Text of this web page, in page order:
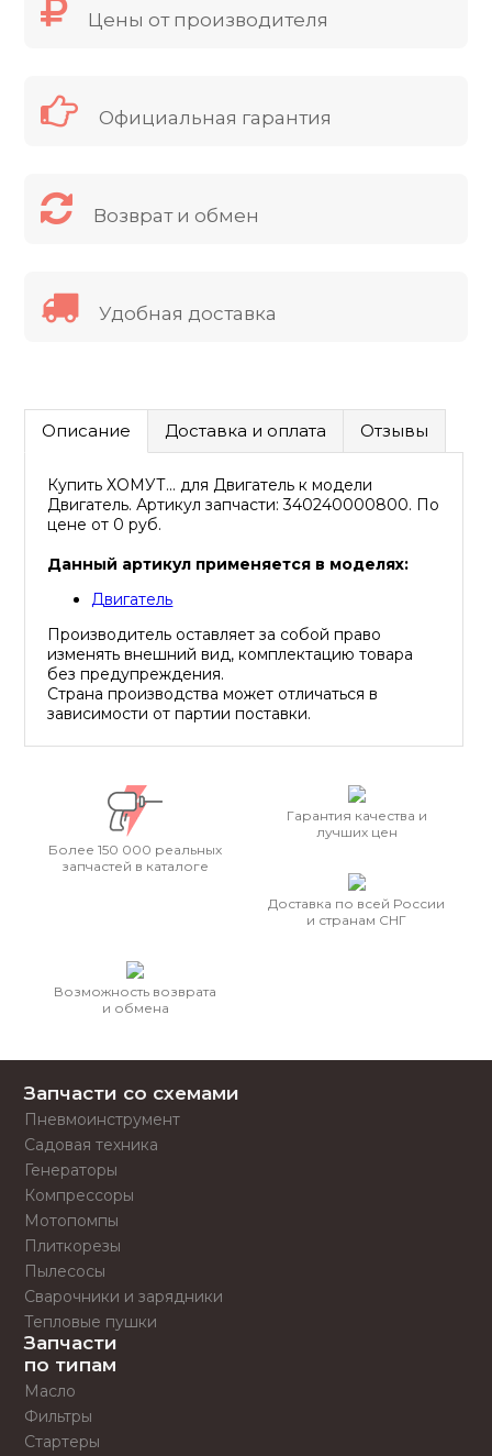
Цены от производителя
Официальная гарантия
Возврат и обмен
Удобная доставка
Описание Доставка и оплата Отзывы
Купить ХОМУТ... для Двигатель к модели
Двигатель. Артикул запчасти: 340240000800. По
цене от 0 руб.
Данный артикул применяется в моделях:
Двигатель
Производитель оставляет за собой право
изменять внешний вид, комплектацию товара
без предупреждения.
Страна производства может отличаться в
зависимости от партии поставки.
Более 150 000 реальных
запчастей в каталоге
Гарантия качества и
лучших цен
Доставка по всей России
и странам СНГ
Возможность возврата
и обмена
Запчасти со схемами
Пневмоинструмент
Садовая техника
Генераторы
Компрессоры
Мотопомпы
Плиткорезы
Пылесосы
Сварочники и зарядники
Тепловые пушки
Запчасти
по типам
Масло
Фильтры
Стартеры